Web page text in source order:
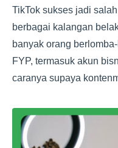
TikTok sukses jadi
berbagai kalangan
banyak orang
FYP, termasuk akun
caranya supaya